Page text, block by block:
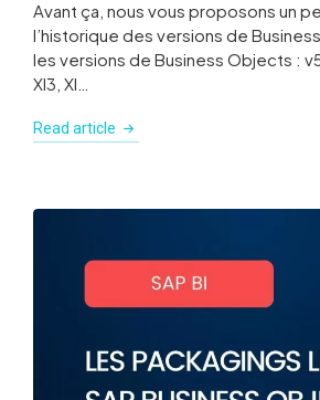
Avant ça, nous vous proposons un
l’historique des versions de
les versions de Business Objects :
XI3, XI…
Read article